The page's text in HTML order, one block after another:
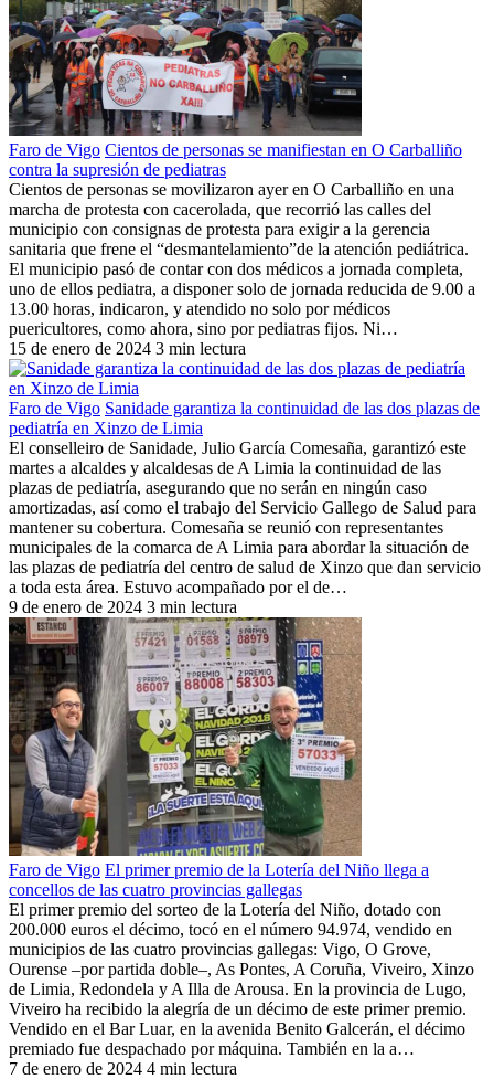
Faro de Vigo Cientos de personas se manifiestan en O Carballiño
contra la supresión de pediatras
Cientos de personas se movilizaron ayer en O Carballiño en una
marcha de protesta con cacerolada, que recorrió las calles del
municipio con consignas de protesta para exigir a la gerencia
sanitaria que frene el “desmantelamiento”de la atención pediátrica.
El municipio pasó de contar con dos médicos a jornada completa,
uno de ellos pediatra, a disponer solo de jornada reducida de 9.00 a
13.00 horas, indicaron, y atendido no solo por médicos
puericultores, como ahora, sino por pediatras fijos. Ni…
15 de enero de 2024 3 min lectura
Faro de Vigo Sanidade garantiza la continuidad de las dos plazas de
pediatría en Xinzo de Limia
El conselleiro de Sanidade, Julio García Comesaña, garantizó este
martes a alcaldes y alcaldesas de A Limia la continuidad de las
plazas de pediatría, asegurando que no serán en ningún caso
amortizadas, así como el trabajo del Servicio Gallego de Salud para
mantener su cobertura. Comesaña se reunió con representantes
municipales de la comarca de A Limia para abordar la situación de
las plazas de pediatría del centro de salud de Xinzo que dan servicio
a toda esta área. Estuvo acompañado por el de…
9 de enero de 2024 3 min lectura
Faro de Vigo El primer premio de la Lotería del Niño llega a
concellos de las cuatro provincias gallegas
El primer premio del sorteo de la Lotería del Niño, dotado con
200.000 euros el décimo, tocó en el número 94.974, vendido en
municipios de las cuatro provincias gallegas: Vigo, O Grove,
Ourense –por partida doble–, As Pontes, A Coruña, Viveiro, Xinzo
de Limia, Redondela y A Illa de Arousa. En la provincia de Lugo,
Viveiro ha recibido la alegría de un décimo de este primer premio.
Vendido en el Bar Luar, en la avenida Benito Galcerán, el décimo
premiado fue despachado por máquina. También en la a…
7 de enero de 2024 4 min lectura